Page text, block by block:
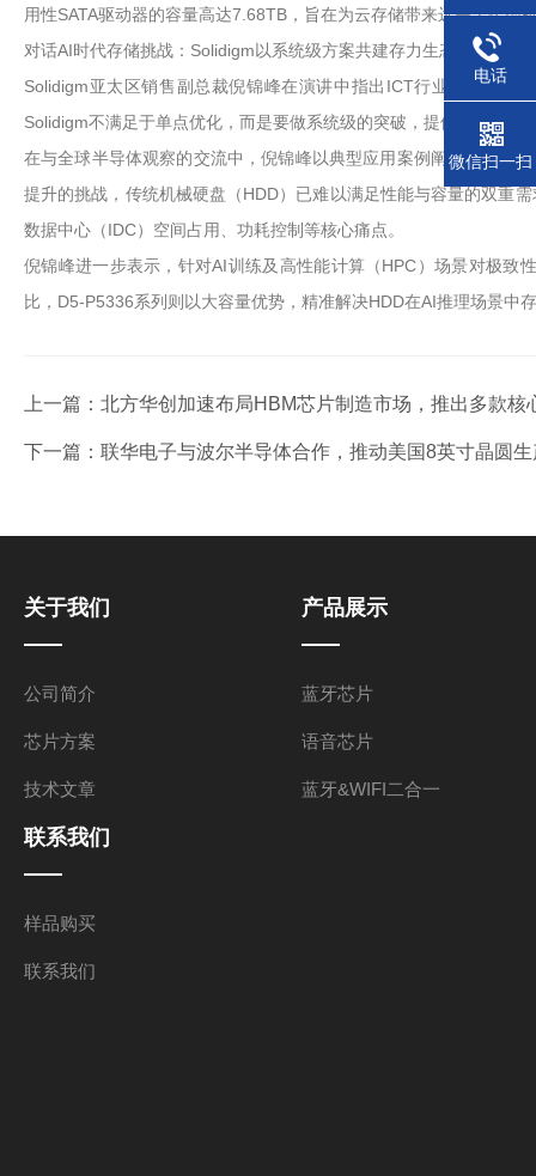
用性SATA驱动器的容量高达7.68TB，旨在为云存储带来远高于传统
对话AI时代存储挑战：Solidigm以系统级方案共建存力生态
Solidigm亚太区销售副总裁倪锦峰在演讲中指出ICT行业正历经巨
Solidigm不满足于单点优化，而是要做系统级的突破，提供端到端存
在与全球半导体观察的交流中，倪锦峰以典型应用案例阐释了
提升的挑战，传统机械硬盘（HDD）已难以满足性能与容量的双重
数据中心（IDC）空间占用、功耗控制等核心痛点。
倪锦峰进一步表示，针对AI训练及高性能计算（HPC）场景对极致
比，D5-P5336系列则以大容量优势，精准解决HDD在AI推理场景中
上一篇： 北方华创加速布局HBM芯片制造市场，推出多款
下一篇： 联华电子与波尔半导体合作，推动美国8英寸晶圆
关于我们
公司简介
芯片方案
技术文章
产品展示
蓝牙芯片
语音芯片
蓝牙&WIFI二合一
联系我们
样品购买
联系我们
电话
微信扫一扫